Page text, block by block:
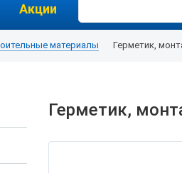
Акции
материалы Герметик,
Герметик,